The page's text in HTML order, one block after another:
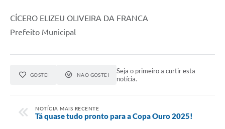
CÍCERO ELIZEU OLIVEIRA DA FRANCA
Prefeito Municipal
GOSTEI NÃO GOSTEI
Seja o primeiro a curtir esta
notícia.
NOTÍCIA MAIS RECENTE
Tá quase tudo pronto para a Copa Ouro 2025!